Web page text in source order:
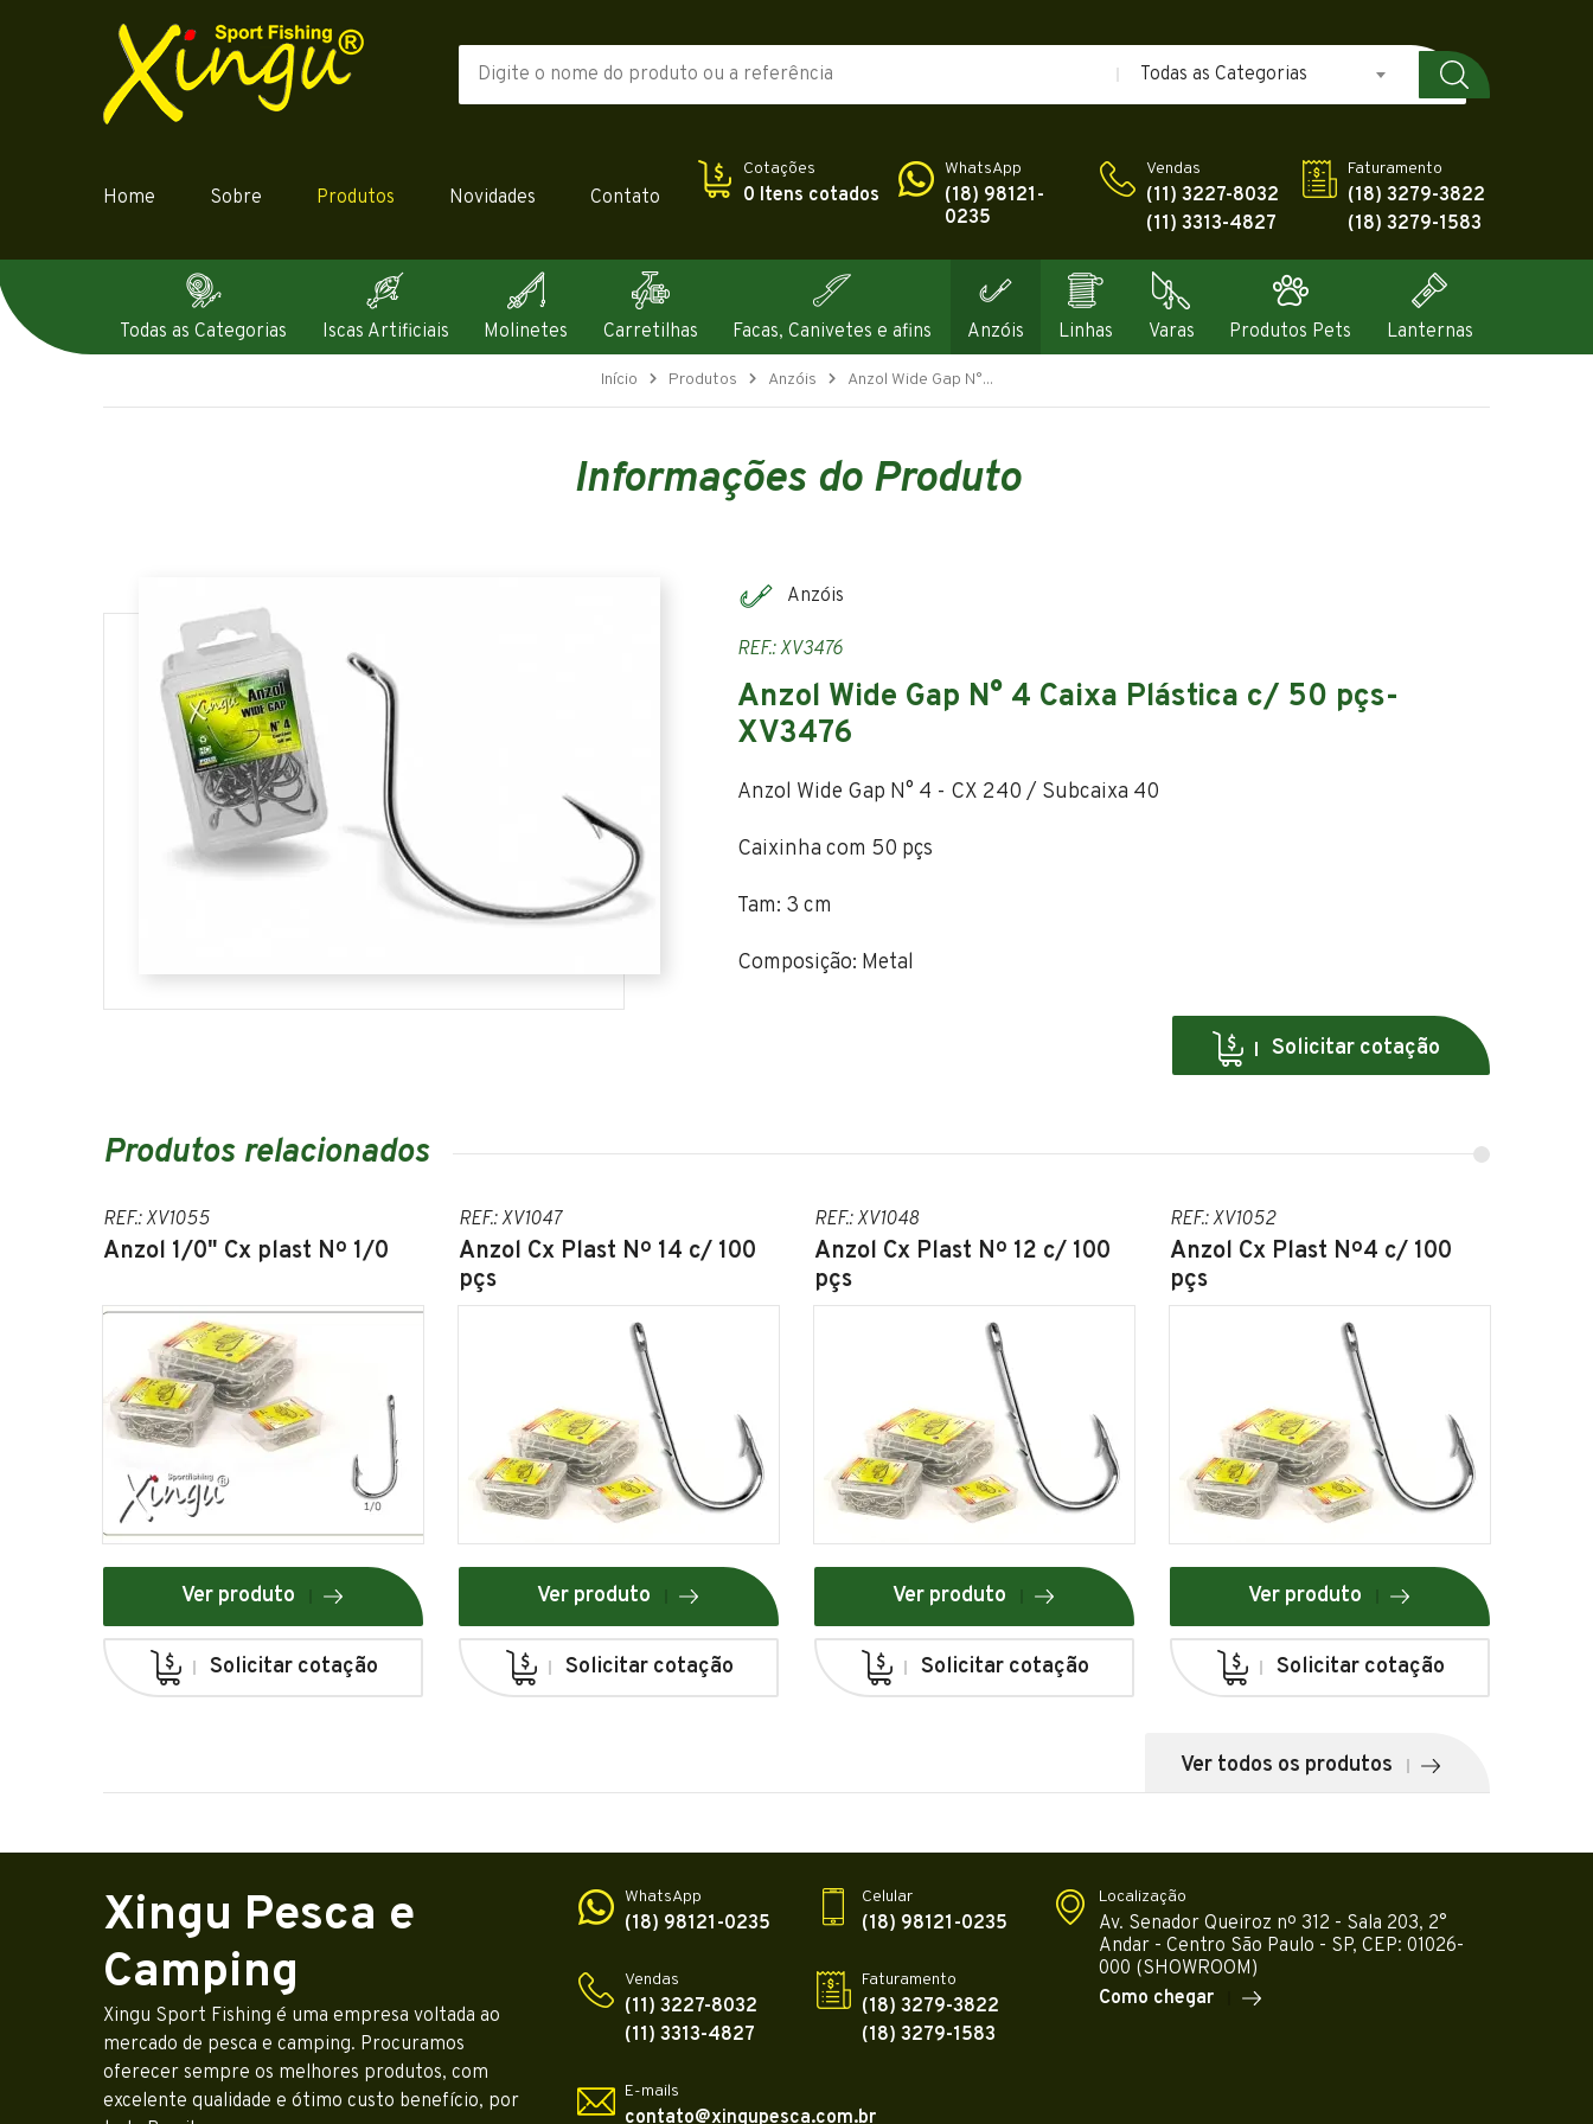
Todas as Categorias
Home Sobre Produtos Novidades Contato
Cotações
0 Itens cotados
WhatsApp
(18) 98121-
0235
Vendas
(11) 3227-8032
(11) 3313-4827
Faturamento
(18) 3279-3822
(18) 3279-1583
Todas as Categorias Iscas Artificiais Molinetes Carretilhas Facas, Canivetes e afins Anzóis Linhas Varas Produtos Pets Lanternas
Início Produtos Anzóis Anzol Wide Gap N°...
Informações do Produto
Anzóis
REF.: XV3476
Anzol Wide Gap N° 4 Caixa Plástica c/ 50 pçs-
XV3476
Anzol Wide Gap N° 4 - CX 240 / Subcaixa 40
Caixinha com 50 pçs
Tam: 3 cm
Composição: Metal
Solicitar cotação
Produtos relacionados
REF.: XV1055
Anzol 1/0" Cx plast Nº 1/0
Ver produto
Solicitar cotação
REF.: XV1047
Anzol Cx Plast Nº 14 c/ 100
pçs
Ver produto
Solicitar cotação
REF.: XV1048
Anzol Cx Plast Nº 12 c/ 100
pçs
Ver produto
Solicitar cotação
REF.: XV1052
Anzol Cx Plast Nº4 c/ 100
pçs
Ver produto
Solicitar cotação
Ver todos os produtos
Xingu Pesca e
Camping
Xingu Sport Fishing é uma empresa voltada ao
mercado de pesca e camping. Procuramos
oferecer sempre os melhores produtos, com
excelente qualidade e ótimo custo benefício, por
WhatsApp
(18) 98121-0235
Celular
(18) 98121-0235
Vendas
(11) 3227-8032
(11) 3313-4827
Faturamento
(18) 3279-3822
(18) 3279-1583
E-mails
contato@xingupesca.com.br
Localização
Av. Senador Queiroz nº 312 - Sala 203, 2°
Andar - Centro São Paulo - SP, CEP: 01026-
000 (SHOWROOM)
Como chegar